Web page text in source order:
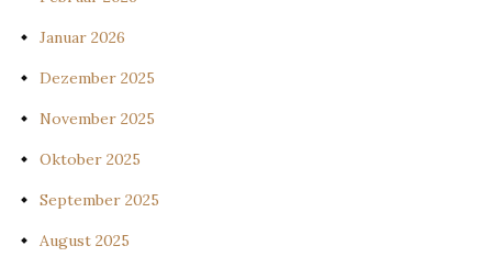
Januar 2026
Dezember 2025
November 2025
Oktober 2025
September 2025
August 2025